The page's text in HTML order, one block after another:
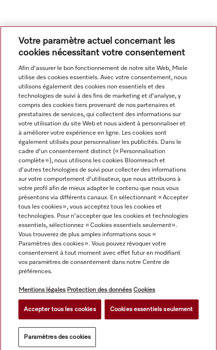
Navigation
Service
Tous les prix des produits s'entendent hors TVA; livraison
toujours sans matériel de décoration.
Votre paramètre actuel concernant les
cookies nécessitant votre consentement
Afin d'assurer le bon fonctionnement de notre site Web, Miele
utilise des cookies essentiels. Avec votre consentement, nous
utilisons également des cookies non essentiels et des
technologies de suivi à des fins de marketing et d'analyse, y
compris des cookies tiers provenant de nos partenaires et
prestataires de services, qui collectent des informations sur
votre utilisation du site Web et nous aident à personnaliser et
à améliorer votre expérience en ligne. Les cookies sont
également utilisés pour personnaliser les publicités. Dans le
cadre d'un consentement distinct (« Personnalisation
complète »), nous utilisons les cookies Bloomreach et
d'autres technologies de suivi pour collecter des informations
sur votre comportement d'utilisateur, que nous attribuons à
votre profil afin de mieux adapter le contenu que nous vous
présentons via différents canaux. En sélectionnant « Accepter
tous les cookies », vous acceptez tous les cookies et
technologies. Pour n'accepter que les cookies et technologies
essentiels, sélectionnez « Cookies essentiels seulement».
Vous trouverez de plus amples informations sous «
Paramètres des cookies ». Vous pouvez révoquer votre
consentement à tout moment avec effet futur en modifiant
vos paramètres de consentement dans notre Centre de
préférences.
Mentions légales Protection des données Cookies
Accepter tous les cookies Cookies essentiels seulement
Paramètres des cookies